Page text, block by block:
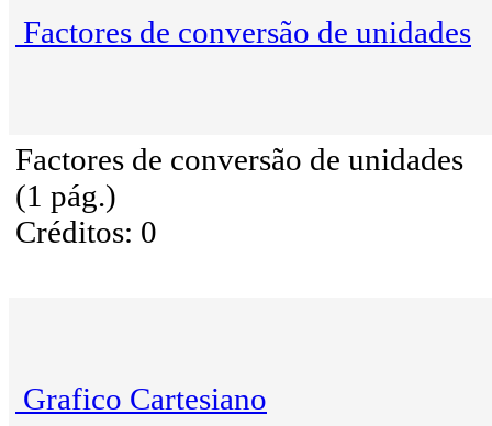
Factores de conversão de unidades
Factores de conversão de unidades
(1 pág.)
Créditos: 0
Grafico Cartesiano